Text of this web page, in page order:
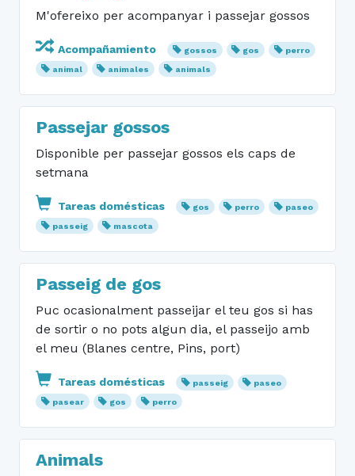
M'ofereixo per acompanyar i passejar gossos
Acompañamiento gossos gos
perro
animal
animales animals
Passejar gossos
Disponible per passejar gossos els caps de
setmana
Tareas domésticas gos perro
paseo
passeig
mascota
Passeig de gos
Puc ocasionalment passeijar el teu gos si has
de sortir o no pots algun dia, el passeijo amb
el meu (Blanes centre, Pins, port)
Tareas domésticas passeig
paseo
pasear
gos perro
Animals